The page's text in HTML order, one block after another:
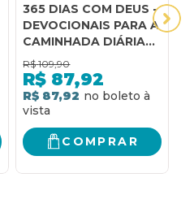
365 DIAS COM DEUS -
DEVOCIONAIS PARA A
CAMINHADA DIÁRIA
COM DEUS - VOL. V
R$ 109,90
R$ 87,92
R$ 87,92
COMPRAR